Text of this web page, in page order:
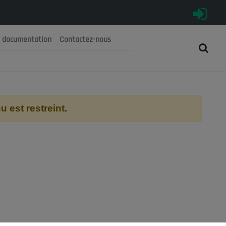
الجزائرية الديمقراطية الشعبية
documentation Contactez-nous
est restreint.